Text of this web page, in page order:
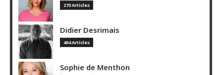
273 Articles
Didier Desrimais
404 Articles
Sophie de Menthon